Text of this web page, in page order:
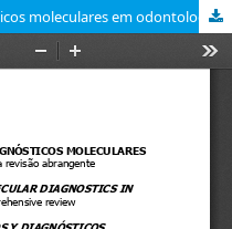
Marcadores genéticos e diagnósticos moleculares em odontologia: uma revisão abrangente